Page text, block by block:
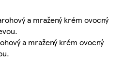
a mražený krém ovocný
a mražený krém ovocný